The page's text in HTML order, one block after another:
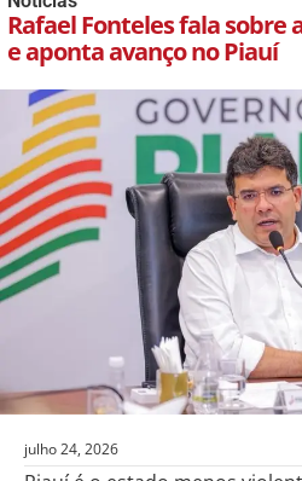
Rafael Fonteles fala sobre
e aponta avanço no Piauí
julho 24, 2026